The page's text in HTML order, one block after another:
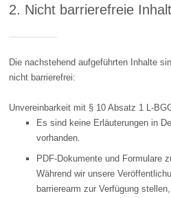
2. Nicht barrierefreie
Die nachstehend aufgeführten Inhalte
nicht barrierefrei:
Unvereinbarkeit mit § 10 Absatz 1 L-
Es sind keine Erläuterungen in
vorhanden.
PDF-Dokumente und Formulare
Während wir unsere
barrierearm zur Verfügung